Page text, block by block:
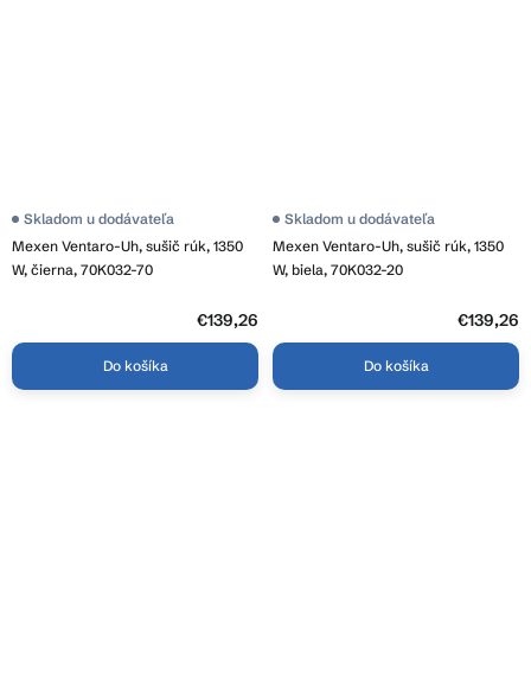
Mexen Ventaro-Uh, sušič rúk, 1350
W, čierna, 70K032-70
Skladom u dodávateľa
€139,26
Do košíka
Mexen Ventaro-Uh, sušič rúk, 1350
W, biela, 70K032-20
Skladom u dodávateľa
€139,26
Do košíka